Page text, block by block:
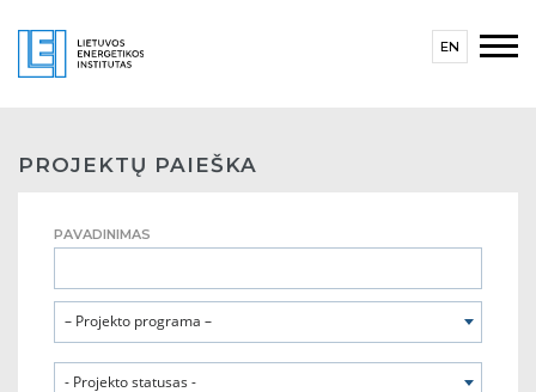
EN
PROJEKTŲ PAIEŠKA
PAVADINIMAS
– Projekto programa –
- Projekto statusas -